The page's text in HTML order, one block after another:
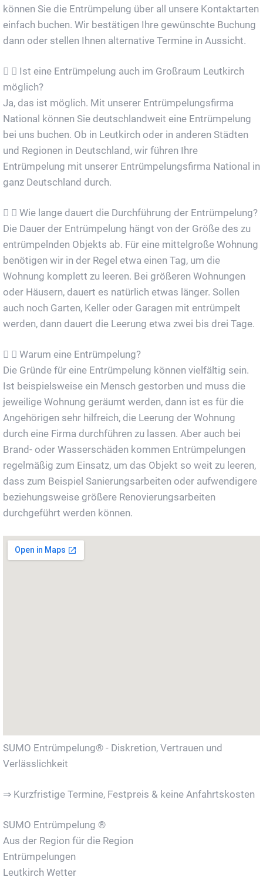
können Sie die Entrümpelung über all unsere Kontaktarten
einfach buchen. Wir bestätigen Ihre gewünschte Buchung
dann oder stellen Ihnen alternative Termine in Aussicht.
Ist eine Entrümpelung auch im Großraum Leutkirch
möglich?
Ja, das ist möglich. Mit unserer Entrümpelungsfirma
National können Sie deutschlandweit eine Entrümpelung
bei uns buchen. Ob in Leutkirch oder in anderen Städten
und Regionen in Deutschland, wir führen Ihre
Entrümpelung mit unserer Entrümpelungsfirma National in
ganz Deutschland durch.
Wie lange dauert die Durchführung der Entrümpelung?
Die Dauer der Entrümpelung hängt von der Größe des zu
entrümpelnden Objekts ab. Für eine mittelgroße Wohnung
benötigen wir in der Regel etwa einen Tag, um die
Wohnung komplett zu leeren. Bei größeren Wohnungen
oder Häusern, dauert es natürlich etwas länger. Sollen
auch noch Garten, Keller oder Garagen mit entrümpelt
werden, dann dauert die Leerung etwa zwei bis drei Tage.
Warum eine Entrümpelung?
Die Gründe für eine Entrümpelung können vielfältig sein.
Ist beispielsweise ein Mensch gestorben und muss die
jeweilige Wohnung geräumt werden, dann ist es für die
Angehörigen sehr hilfreich, die Leerung der Wohnung
durch eine Firma durchführen zu lassen. Aber auch bei
Brand- oder Wasserschäden kommen Entrümpelungen
regelmäßig zum Einsatz, um das Objekt so weit zu leeren,
dass zum Beispiel Sanierungsarbeiten oder aufwendigere
beziehungsweise größere Renovierungsarbeiten
durchgeführt werden können.
SUMO Entrümpelung® - Diskretion, Vertrauen und
Verlässlichkeit
⇒ Kurzfristige Termine, Festpreis & keine Anfahrtskosten
SUMO Entrümpelung ®
Aus der Region für die Region
Entrümpelungen
Leutkirch Wetter